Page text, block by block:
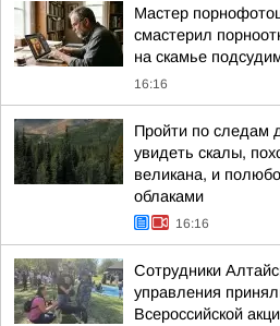
Мастер
смастерил
на скамье
16:16
Пройти по следам
увидеть скалы,
великана, и
облаками
16:16
Сотрудники
управления
Всероссийской